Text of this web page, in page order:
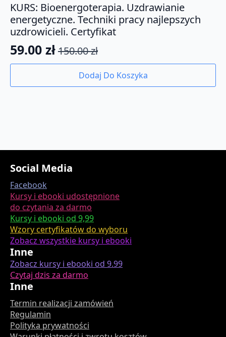
KURS: Bioenergoterapia. Uzdrawianie
energetyczne. Techniki pracy najlepszych
uzdrowicieli. Certyfikat
150.00zł
Pierwotna
wynosiła:
59.00 zł
Aktualna
wynosi:
Dodaj Do Koszyka
Social Media
Facebook
Kursy i ebooki udostępnione
do czytania za darmo
Kursy i ebooki od 9,99
Wzory certyfikatów do wyboru
Zobacz wszystkie kursy i ebooki
Inne
Zobacz kursy i ebooki od 9.99
Czytaj dzis za darmo
Inne
Termin realizacji zamówień
Regulamin
Polityka prywatności